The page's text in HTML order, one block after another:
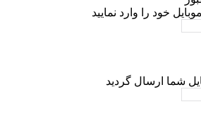
خود را وارد نمایید
شما ارسال گردید